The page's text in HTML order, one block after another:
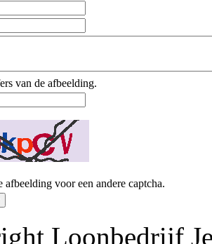
van de afbeelding.
voor een andere captcha.
Loonbedrijf